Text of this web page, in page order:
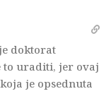
doktorat
to uraditi, jer ovaj
je opsednuta